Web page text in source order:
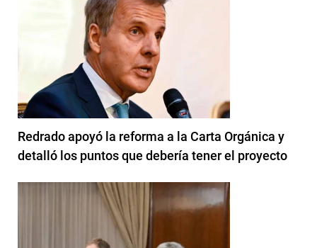
Redrado apoyó la reforma a la Carta Orgánica y
detalló los puntos que debería tener el proyecto